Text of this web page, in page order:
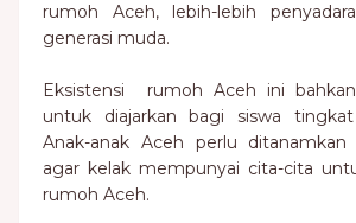
rumoh Aceh, lebih-lebih
generasi muda.
Eksistensi rumoh Aceh ini
untuk diajarkan bagi siswa tingkat
Anak-anak Aceh perlu
agar kelak mempunyai cita-cita
rumoh Aceh.